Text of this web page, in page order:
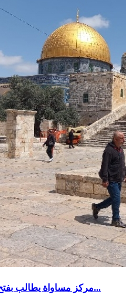
مركز مساواة يطالب بفتح الأقصى في عيد الفطر: إغلاقه في...